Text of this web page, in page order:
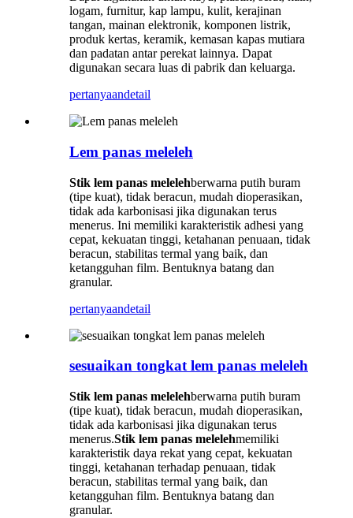
logam, furnitur, kap lampu, kulit, kerajinan
tangan, mainan elektronik, komponen listrik,
produk kertas, keramik, kemasan kapas mutiara
dan padatan antar perekat lainnya. Dapat
digunakan secara luas di pabrik dan keluarga.
pertanyaandetail
Lem panas meleleh
Stik lem panas melelehberwarna putih buram
(tipe kuat), tidak beracun, mudah dioperasikan,
tidak ada karbonisasi jika digunakan terus
menerus. Ini memiliki karakteristik adhesi yang
cepat, kekuatan tinggi, ketahanan penuaan, tidak
beracun, stabilitas termal yang baik, dan
ketangguhan film. Bentuknya batang dan
granular.
pertanyaandetail
sesuaikan tongkat lem panas meleleh
Stik lem panas melelehberwarna putih buram
(tipe kuat), tidak beracun, mudah dioperasikan,
tidak ada karbonisasi jika digunakan terus
menerus.Stik lem panas melelehmemiliki
karakteristik daya rekat yang cepat, kekuatan
tinggi, ketahanan terhadap penuaan, tidak
beracun, stabilitas termal yang baik, dan
ketangguhan film. Bentuknya batang dan
granular.